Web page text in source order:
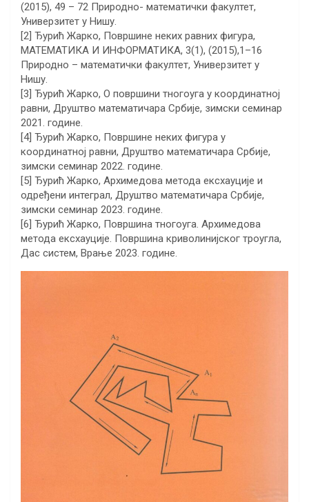
(2015), 49 – 72 Природно- математички факултет,
Универзитет у Нишу.
[2] Ђурић Жарко, Површине неких равних фигура,
МАТЕМАТИКА И ИНФОРМАТИКА, 3(1), (2015),1–16
Природно – математички факултет, Универзитет у
Нишу.
[3] Ђурић Жарко, О површини тногоуга у координатној
равни, Друштво математичара Србије, зимски семинар
2021. године.
[4] Ђурић Жарко, Површине неких фигура у
координатној равни, Друштво математичара Србије,
зимски семинар 2022. године.
[5] Ђурић Жарко, Архимедова метода ексхауције и
одређени интеграл, Друштво математичара Србије,
зимски семинар 2023. године.
[6] Ђурић Жарко, Површина тногоуга. Архимедова
метода ексхауције. Површина криволинијског троугла,
Дас систем, Врање 2023. године.